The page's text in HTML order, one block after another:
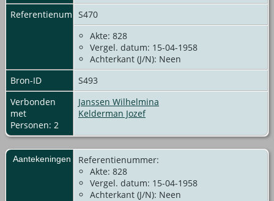
ReferentienummerS470
Akte: 828
Vergel. datum: 15-04-1958
Achterkant (J/N): Neen
Bron-ID
S493
Verbonden
met
Personen: 2
Janssen Wilhelmina
Kelderman Jozef
Aantekeningen
Referentienummer:
Akte: 828
Vergel. datum: 15-04-1958
Achterkant (J/N): Neen